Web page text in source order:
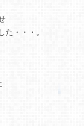
・・・。